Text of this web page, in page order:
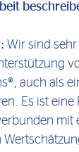
Wir sind
auch als
Es ist eine
mit